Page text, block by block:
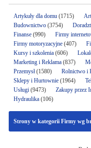
Artykuły dla domu(1715)
Budownictwo(3754)
Finanse(990) Firmy
Firmy motoryzacyjne(407)
Kursy i szkolenia(606)
Marketing i Reklama(837)
Przemysł(1580) Rolnictwo i
Sklepy i Hurtownie(1964)
Usługi(9473) Zakupy przez
Hydraulika(106)
Strony w kategorii Firmy wg